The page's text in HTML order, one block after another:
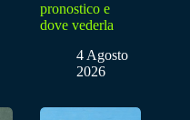
pronostico e
dove vederla
4 Agosto
2026